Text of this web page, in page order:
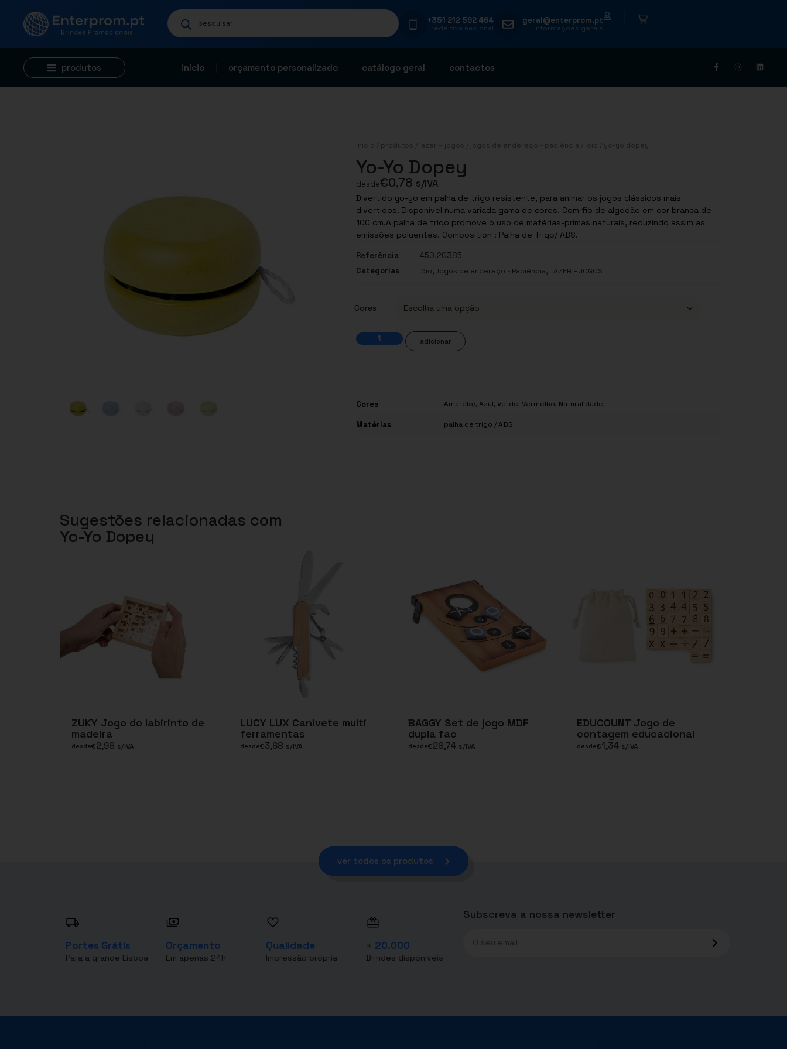
+351 212 592 464
rede fixa nacional
geral@enterprom.pt
informações gerais
produtos início orçamento personalizado catálogo geral contactos
início produtos lazer – jogos jogos de endereço - paciência / yo-yo dopey
Yo-Yo Dopey
desde€0,78 s/IVA
Divertido yo-yo em palha de trigo resistente, para animar os jogos clássicos mais
divertidos. Disponível numa variada gama de cores. Com fio de algodão em cor branca de
100 cm.A palha de trigo promove o uso de matérias-primas naturais, reduzindo assim as
emissões poluentes. Composition : Palha de Trigo/ ABS.
Referência
450.20385
Categorias
Iôio,Jogos de endereço - Paciência, LAZER – JOGOS
Cores
adicionar
Cores Amarelo/, Azul, Verde, Vermelho, Naturalidade
Matérias palha de trigo / ABS
Sugestões relacionadas com
Yo-Yo Dopey
ZUKY Jogo do labirinto de
madeira
desde€2,98 s/IVA
LUCY LUX Canivete multi
ferramentas
desde€3,68 s/IVA
BAGGY Set de jogo MDF
dupla fac
desde€28,74 s/IVA
EDUCOUNT Jogo de
contagem educacional
desde€1,34 s/IVA
ver todos os produtos
Portes Grátis
Para a grande Lisboa
Orçamento
Em apenas 24h
Qualidade
Impressão própria
+ 20.000
Brindes disponíveis
Subscreva a nossa newsletter